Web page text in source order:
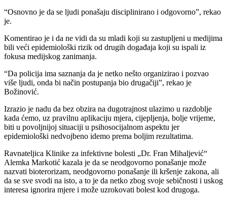
“Osnovno je da se ljudi ponašaju disciplinirano i odgovorno”, rekao
je.
Komentirao je i da ne vidi da su mladi koji su zastupljeni u medijima
bili veći epidemiološki rizik od drugih događaja koji su ispali iz
fokusa medijskog zanimanja.
“Da policija ima saznanja da je netko nešto organizirao i pozvao
više ljudi, onda bi način postupanja bio drugačiji”, rekao je
Božinović.
Izrazio je nadu da bez obzira na dugotrajnost ulazimo u razdoblje
kada ćemo, uz pravilnu aplikaciju mjera, cijepljenja, bolje vrijeme,
biti u povoljnijoj situaciji u psihosocijalnom aspektu jer
epidemiološki nedvojbeno idemo prema boljim rezultatima.
Ravnateljica Klinike za infektivne bolesti „Dr. Fran Mihaljević“
Alemka Markotić kazala je da se neodgovorno ponašanje može
nazvati bioterorizam, neodgovorno ponašanje ili kršenje zakona, ali
da se sve svodi na isto, a to je da netko zbog svoje sebičnosti i uskog
interesa ignorira mjere i može uzrokovati bolest kod drugoga.